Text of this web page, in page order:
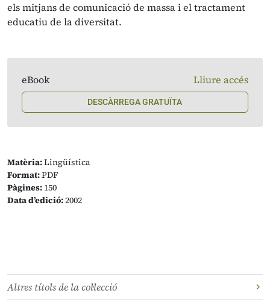
els mitjans de comunicació de massa i el tractament
educatiu de la diversitat.
Matèria:Lingüística
Format:PDF
Pàgines: 150
Data d’edició:2002
eBook Lliure accés
DESCÀRREGA GRATUÏTA
Altres títols de la col·lecció